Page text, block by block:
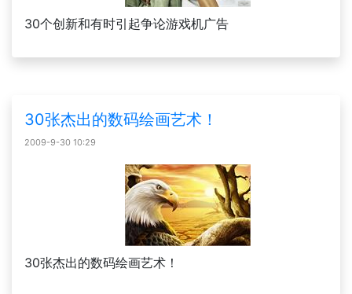
30个创新和有时引起争论游戏机广告
30张杰出的数码绘画艺术！
2009-9-30 10:29
30张杰出的数码绘画艺术！